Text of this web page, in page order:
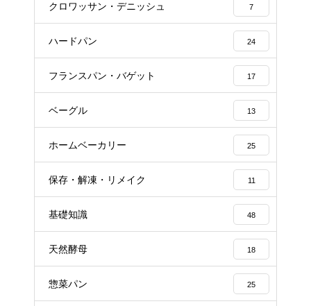
クロワッサン・デニッシュ 7
ハードパン 24
フランスパン・バゲット 17
ベーグル 13
ホームベーカリー 25
保存・解凍・リメイク 11
基礎知識 48
天然酵母 18
惣菜パン 25